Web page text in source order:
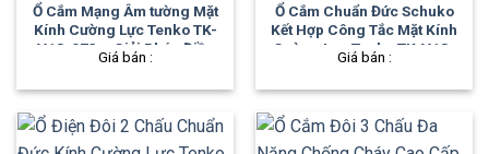
Ổ Cắm Mạng Âm tường Mặt
Kính Cường Lực Tenko TK-
V18-073 – Giải Pháp Điều
Khiển Điện Hiện Đại, Bền Bỉ
Giá bán :
Ổ Cắm Chuẩn Đức Schuko
Kết Hợp Công Tắc Mặt Kính
Cường Lực Tenko TK-V18-
060 – Giải Pháp Điện Hiện
Giá bán :